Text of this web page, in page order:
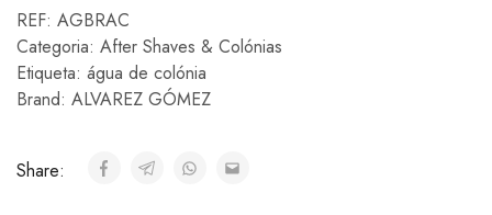
REF: AGBRAC
Categoria: After Shaves & Colónias
Etiqueta: água de colónia
Brand: ALVAREZ GÓMEZ
Share: